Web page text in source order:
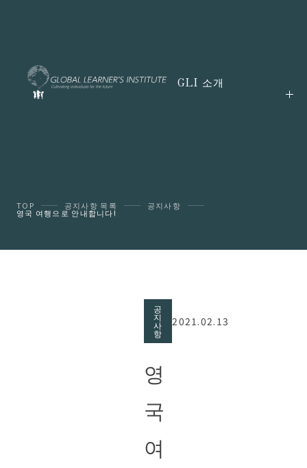
GLI 소개
TOP 공지사항 목록 공지사항
영국 여행으로 안내합니다!
공
지
사
항
2021.02.13
영
국
여